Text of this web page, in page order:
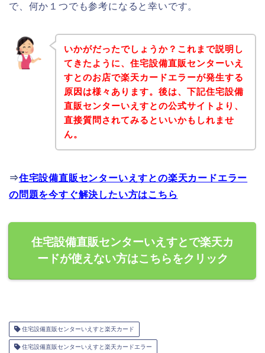
で、何か１つでも参考になると幸いです。
いかがだったでしょうか？これまで説明し
てきたように、住宅設備直販センターいえ
すとのお店で楽天カードエラーが発生する
原因は様々あります。後は、下記住宅設備
直販センターいえすとの公式サイトより、
直接質問されてみるといいかもしれませ
ん。
⇒住宅設備直販センターいえすとの楽天カードエラー
の問題を今すぐ解決したい方はこちら
住宅設備直販センターいえすとで楽天カ
ードが使えない方はこちらをクリック
住宅設備直販センターいえすと楽天カード
住宅設備直販センターいえすと楽天カードエラー